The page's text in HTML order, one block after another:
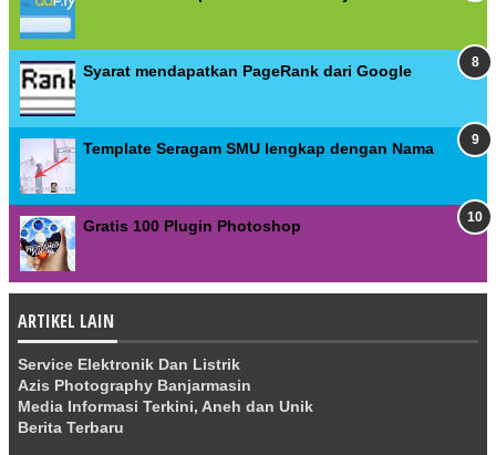
Syarat mendapatkan PageRank dari Google
Template Seragam SMU lengkap dengan Nama
Gratis 100 Plugin Photoshop
ARTIKEL LAIN
Service Elektronik Dan Listrik
Azis Photography Banjarmasin
Media Informasi Terkini, Aneh dan Unik
Berita Terbaru